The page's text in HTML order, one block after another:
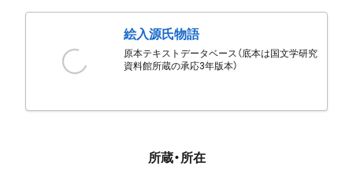
絵入源氏物語
原本テキストデータベース（底本は国文学研究
資料館所蔵の承応3年版本）
所蔵・所在